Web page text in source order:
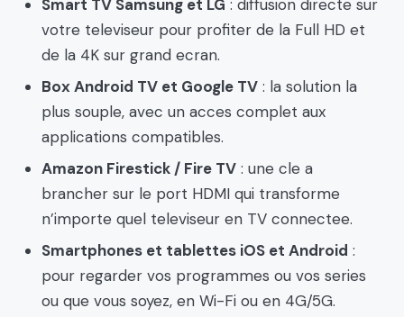
Smart TV Samsung et LG : diffusion directe sur
votre televiseur pour profiter de la Full HD et
de la 4K sur grand ecran.
Box Android TV et Google TV : la solution la
plus souple, avec un acces complet aux
applications compatibles.
Amazon Firestick / Fire TV : une cle a
brancher sur le port HDMI qui transforme
n’importe quel televiseur en TV connectee.
Smartphones et tablettes iOS et Android :
pour regarder vos programmes ou vos series
ou que vous soyez, en Wi-Fi ou en 4G/5G.